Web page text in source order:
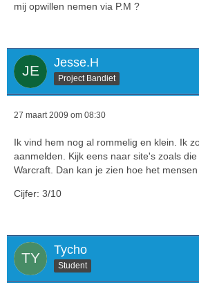
mij opwillen nemen via P.M ?
Jesse.H
Project Bandiet
27 maart 2009 om 08:30
Ik vind hem nog al rommelig en klein. Ik
aanmelden. Kijk eens naar site's zoals
Warcraft. Dan kan je zien hoe het mensen
Cijfer: 3/10
Tycho
Student